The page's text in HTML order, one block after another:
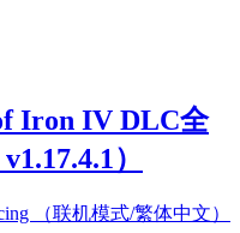
Iron IV DLC全
）